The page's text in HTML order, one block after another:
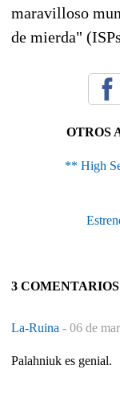
maravilloso
de mierda"
OTROS
** High
3 COMENTARIOS
La-Ruina - 06 de
Palahniuk es genial.